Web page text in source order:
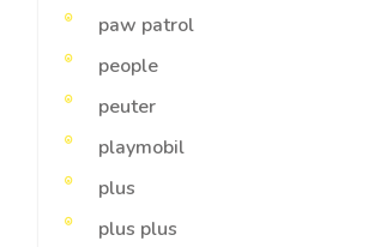
paw patrol
people
peuter
playmobil
plus
plus plus